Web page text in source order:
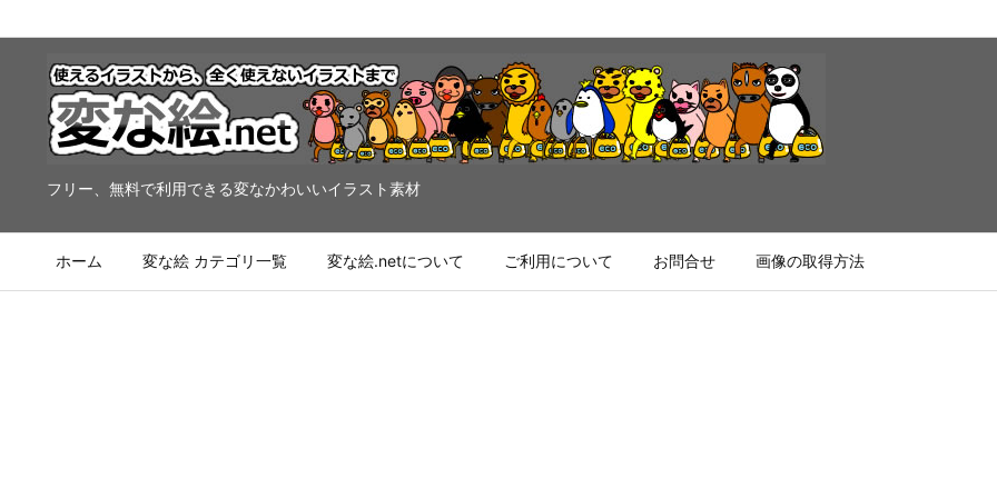
フリー、無料で利用できる変なかわいいイラスト素材
ホーム 変な絵 カテゴリ一覧 変な絵.netについて ご利用について お問合せ 画像の取得方法